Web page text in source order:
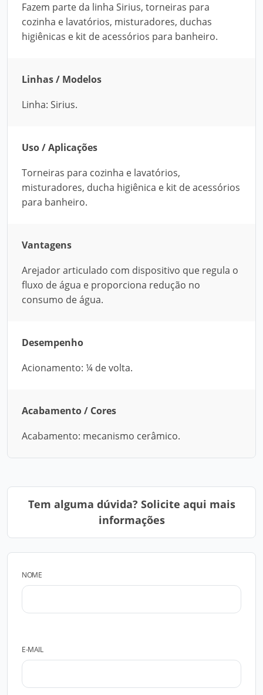
Fazem parte da linha Sirius, torneiras para
cozinha e lavatórios, misturadores, duchas
higiênicas e kit de acessórios para banheiro.
Linhas / Modelos
Linha: Sirius.
Uso / Aplicações
Torneiras para cozinha e lavatórios,
misturadores, ducha higiênica e kit de acessórios
para banheiro.
Vantagens
Arejador articulado com dispositivo que regula o
fluxo de água e proporciona redução no
consumo de água.
Desempenho
Acionamento: ¼ de volta.
Acabamento / Cores
Acabamento: mecanismo cerâmico.
Tem alguma dúvida? Solicite aqui mais
informações
NOME
E-MAIL